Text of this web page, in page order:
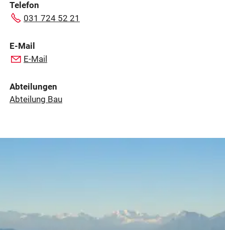
Telefon
031 724 52 21
E-Mail
E-Mail
Abteilungen
Abteilung Bau